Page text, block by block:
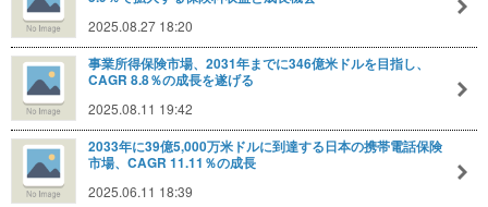
2025.08.27 18:20
事業所得保険市場、2031年までに346億米ドルを目指し、
CAGR 8.8％の成長を遂げる
2025.08.11 19:42
2033年に39億5,000万米ドルに到達する日本の携帯電話保険
市場、CAGR 11.11％の成長
2025.06.11 18:39